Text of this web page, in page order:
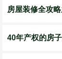
房屋装修全攻
40年产权的房